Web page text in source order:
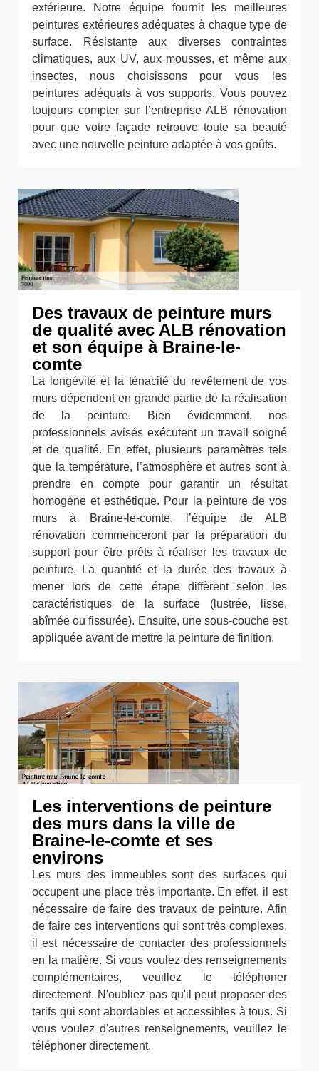
extérieure. Notre équipe fournit les meilleures
peintures extérieures adéquates à chaque type de
surface. Résistante aux diverses contraintes
climatiques, aux UV, aux mousses, et même aux
insectes, nous choisissons pour vous les
peintures adéquats à vos supports. Vous pouvez
toujours compter sur l’entreprise ALB rénovation
pour que votre façade retrouve toute sa beauté
avec une nouvelle peinture adaptée à vos goûts.
Des travaux de peinture murs
de qualité avec ALB rénovation
et son équipe à Braine-le-
comte
La longévité et la ténacité du revêtement de vos
murs dépendent en grande partie de la réalisation
de la peinture. Bien évidemment, nos
professionnels avisés exécutent un travail soigné
et de qualité. En effet, plusieurs paramètres tels
que la température, l’atmosphère et autres sont à
prendre en compte pour garantir un résultat
homogène et esthétique. Pour la peinture de vos
murs à Braine-le-comte, l’équipe de ALB
rénovation commenceront par la préparation du
support pour être prêts à réaliser les travaux de
peinture. La quantité et la durée des travaux à
mener lors de cette étape diffèrent selon les
caractéristiques de la surface (lustrée, lisse,
abîmée ou fissurée). Ensuite, une sous-couche est
appliquée avant de mettre la peinture de finition.
Les interventions de peinture
des murs dans la ville de
Braine-le-comte et ses
environs
Les murs des immeubles sont des surfaces qui
occupent une place très importante. En effet, il est
nécessaire de faire des travaux de peinture. Afin
de faire ces interventions qui sont très complexes,
il est nécessaire de contacter des professionnels
en la matière. Si vous voulez des renseignements
complémentaires, veuillez le téléphoner
directement. N'oubliez pas qu'il peut proposer des
tarifs qui sont abordables et accessibles à tous. Si
vous voulez d'autres renseignements, veuillez le
téléphoner directement.